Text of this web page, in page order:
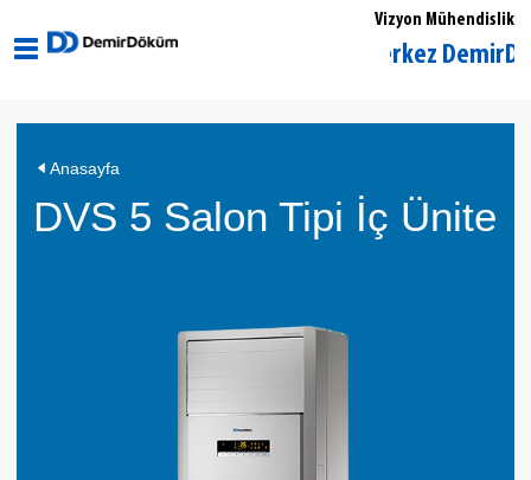
Vizyon Mühendislik
Sakarya Merkez DemirDöküm
Anasayfa
DVS 5 Salon Tipi İç Ünite